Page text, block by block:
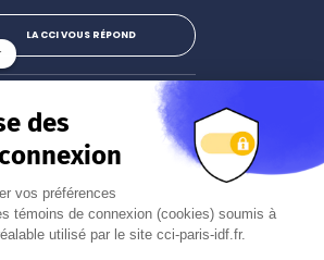
LA CCI VOUS RÉPOND
Instagram
à la newsletter